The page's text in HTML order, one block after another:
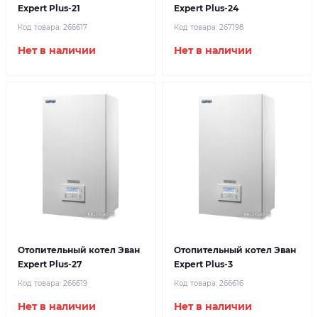
Expert Plus-21
Код товара: 266617
Нет в наличии
Expert Plus-24
Код товара: 267198
Нет в наличии
Отопительный котел Эван
Expert Plus-27
Код товара: 266619
Нет в наличии
Отопительный котел Эван
Expert Plus-3
Код товара: 266616
Нет в наличии